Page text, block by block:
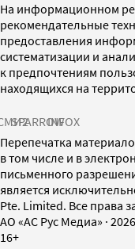
На информационном
рекомендательные
предоставления
систематизации и
к предпочтениям
находящихся на
SPARROWINFOX
Перепечатка
в том числе и в
письменного
является
Pte. Limited. Все права
AO «АС Рус Медиа» · 2026
16+